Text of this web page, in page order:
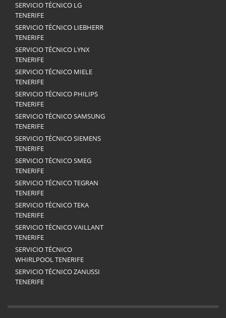
SERVICIO TÉCNICO LG
TENERIFE
SERVICIO TÉCNICO LIEBHERR
TENERIFE
SERVICIO TÉCNICO LYNX
TENERIFE
SERVICIO TÉCNICO MIELE
TENERIFE
SERVICIO TÉCNICO PHILIPS
TENERIFE
SERVICIO TÉCNICO SAMSUNG
TENERIFE
SERVICIO TÉCNICO SIEMENS
TENERIFE
SERVICIO TÉCNICO SMEG
TENERIFE
SERVICIO TÉCNICO TEGRAN
TENERIFE
SERVICIO TÉCNICO TEKA
TENERIFE
SERVICIO TÉCNICO VAILLANT
TENERIFE
SERVICIO TÉCNICO
WHIRLPOOL TENERIFE
SERVICIO TÉCNICO ZANUSSI
TENERIFE